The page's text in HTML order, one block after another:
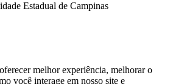
Estadual de Campinas
melhor experiência, melhorar o
você interage em nosso site e